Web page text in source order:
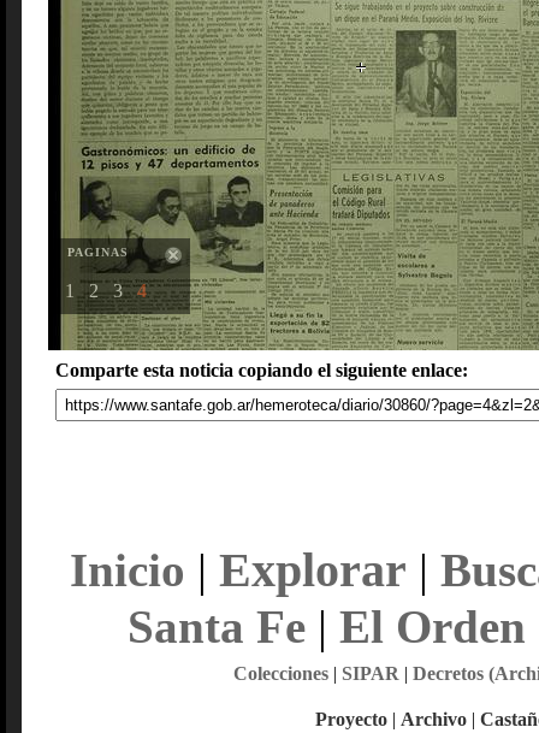
PAGINAS
1 2 3 4
Comparte esta noticia copiando el siguiente enlace:
Inicio | Explorar |
Santa Fe| El Orden
Colecciones| SIPAR | Decretos
Proyecto | Archivo |